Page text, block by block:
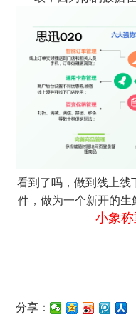
看到了吗，做到线上线
件，做为一个新开的生
小象
分享：